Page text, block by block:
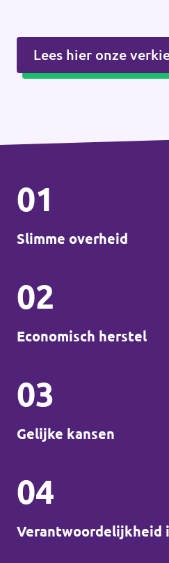
Lees hier onze
01
Slimme overheid
02
Economisch herstel
03
Gelijke kansen
04
Verantwoordelijkheid